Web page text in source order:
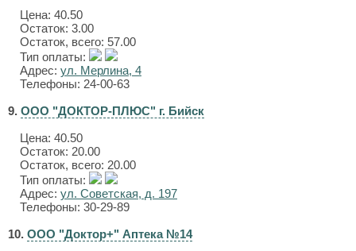
Цена: 40.50
Остаток: 3.00
Остаток, всего: 57.00
Тип оплаты:
Адрес: ул. Мерлина, 4
Телефоны: 24-00-63
9. ООО "ДОКТОР-ПЛЮС" г. Бийск
Цена: 40.50
Остаток: 20.00
Остаток, всего: 20.00
Тип оплаты:
Адрес: ул. Советская, д. 197
Телефоны: 30-29-89
10. ООО "Доктор+" Аптека №14